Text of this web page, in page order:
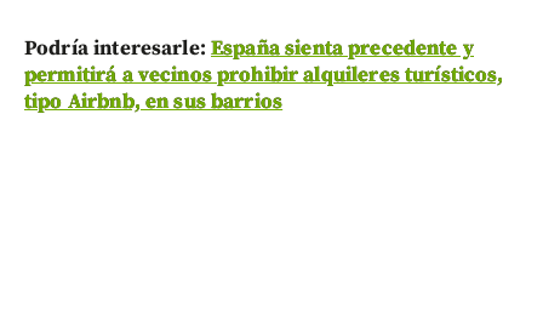
Podría interesarle: España sienta precedente y
permitirá a vecinos prohibir alquileres turísticos,
tipo Airbnb, en sus barrios